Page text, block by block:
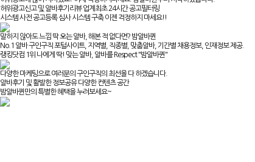
허위광고신고 및 알바후기리뷰 업계최초 24시간 공고필터링
시스템 사전 공고등록 심사 시스템 구축 이젠 걱정하지 마세요!!
말하지 않아도 느낌 딱 오는 알바, 해본 적 없다면? 밤알바퀸
No.1 알바 구인구직 포털사이트, 지역별, 직종별, 맞춤알바, 기간별 채용정보, 인재정보 제공.
랭킹닷컴 1위 나에게 딱! 맞는 알바, 알바를 Respect "밤알바퀸"
다양한 마케팅으로 여러분의 구인구직의 최선을 다 하겠습니다.
알바후기 및 활발한 정보공유 다양한 컨텐츠 공간
밤알바퀸만의 특별한 혜택을 누려보세요~